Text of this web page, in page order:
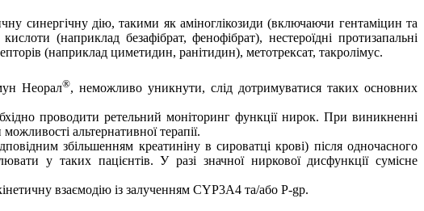
синергічну дію, такими як аміноглікозиди(включаючи гентаміцин та
кислоти (наприклад безафібрат, фенофібрат), нестероїдні протизапальні
(наприклад циметидин, ранітидин), метотрексат, такролімус.
Неорал®, неможливо уникнути, слід дотримуватися таких основних
проводити ретельний моніторинг функції нирок. При виникненні
альтернативної терапії.
збільшенням креатиніну в сироватці крові) після одночасного
у таких пацієнтів. У разі значної ниркової дисфункції сумісне
взаємодію із залученням CYP3A4 та/або P-gp.